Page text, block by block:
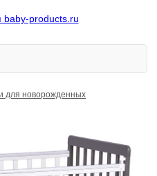
для новорожденных